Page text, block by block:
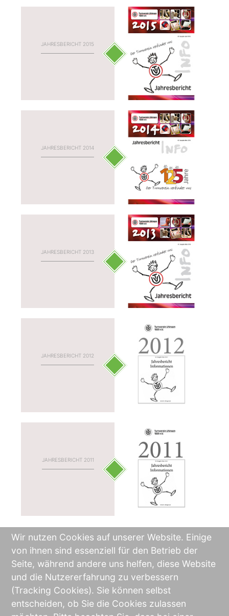
JAHRESBERICHT 2015
JAHRESBERICHT 2014
JAHRESBERICHT 2013
JAHRESBERICHT 2012
JAHRESBERICHT 2011
JAHRESBERICHT 2010
JAHRESBERICHT 2009
Wir nutzen Cookies auf unserer Website. Einige
von ihnen sind essenziell für den Betrieb der
Seite, während andere uns helfen, diese Website
und die Nutzererfahrung zu verbessern
(Tracking Cookies). Sie können selbst
entscheiden, ob Sie die Cookies zulassen